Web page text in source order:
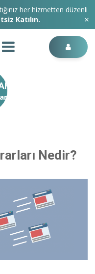
her hizmetten düzenli
Katılın.
NEDIR?
Nedir?
Nedir?